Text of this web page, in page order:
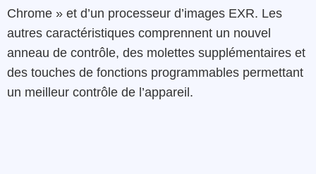
Chrome » et d’un processeur d’images EXR. Les
autres caractéristiques comprennent un nouvel
anneau de contrôle, des molettes supplémentaires et
des touches de fonctions programmables permettant
un meilleur contrôle de l’appareil.